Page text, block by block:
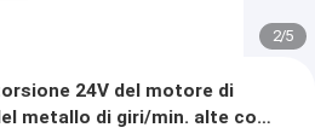
2/5
24V del motore di
metallo di giri/min. alte con